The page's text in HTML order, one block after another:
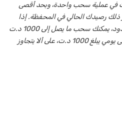
سحب ما يصل إلى 500 د.ت في عملية سحب واحدة، وبحد أقصى
يتجاوز ذلك رصيدك الحالي في المحفظة. إذا
تمت الموافقة على طلبك لرفع الحدود، يمكنك سحب ما يصل إلى 1000 د.ت
في عملية سحب واحدة، وبحد أقصى يومي يبلغ 1000 د.ت، على ألا يتجاوز